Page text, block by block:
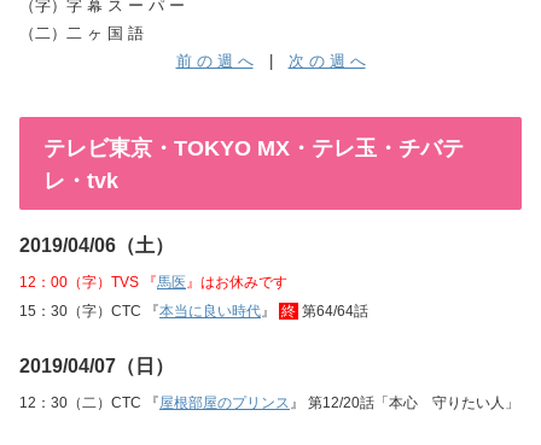
（字）字 幕 ス ー パ ー
（二）二 ヶ 国 語
前 の 週 へ| 次 の 週 へ
テレビ東京・TOKYO MX・テレ玉・チバテ
レ・tvk
2019/04/06（土）
12：00（字）TVS 『馬医 』はお休みです
15：30（字）CTC 『本当に良い時代 』 終 第64/64話
2019/04/07（日）
12：30（二）CTC 『屋根部屋のプリンス 』 第12/20話「本心 守りたい人」